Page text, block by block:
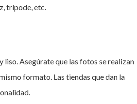
trípode, etc.
Asegúrate que las fotos se realizan
formato. Las tiendas que dan la